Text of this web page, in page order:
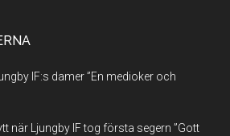
IF:s damer ”En medioker och
när Ljungby IF tog första segern ”Gott